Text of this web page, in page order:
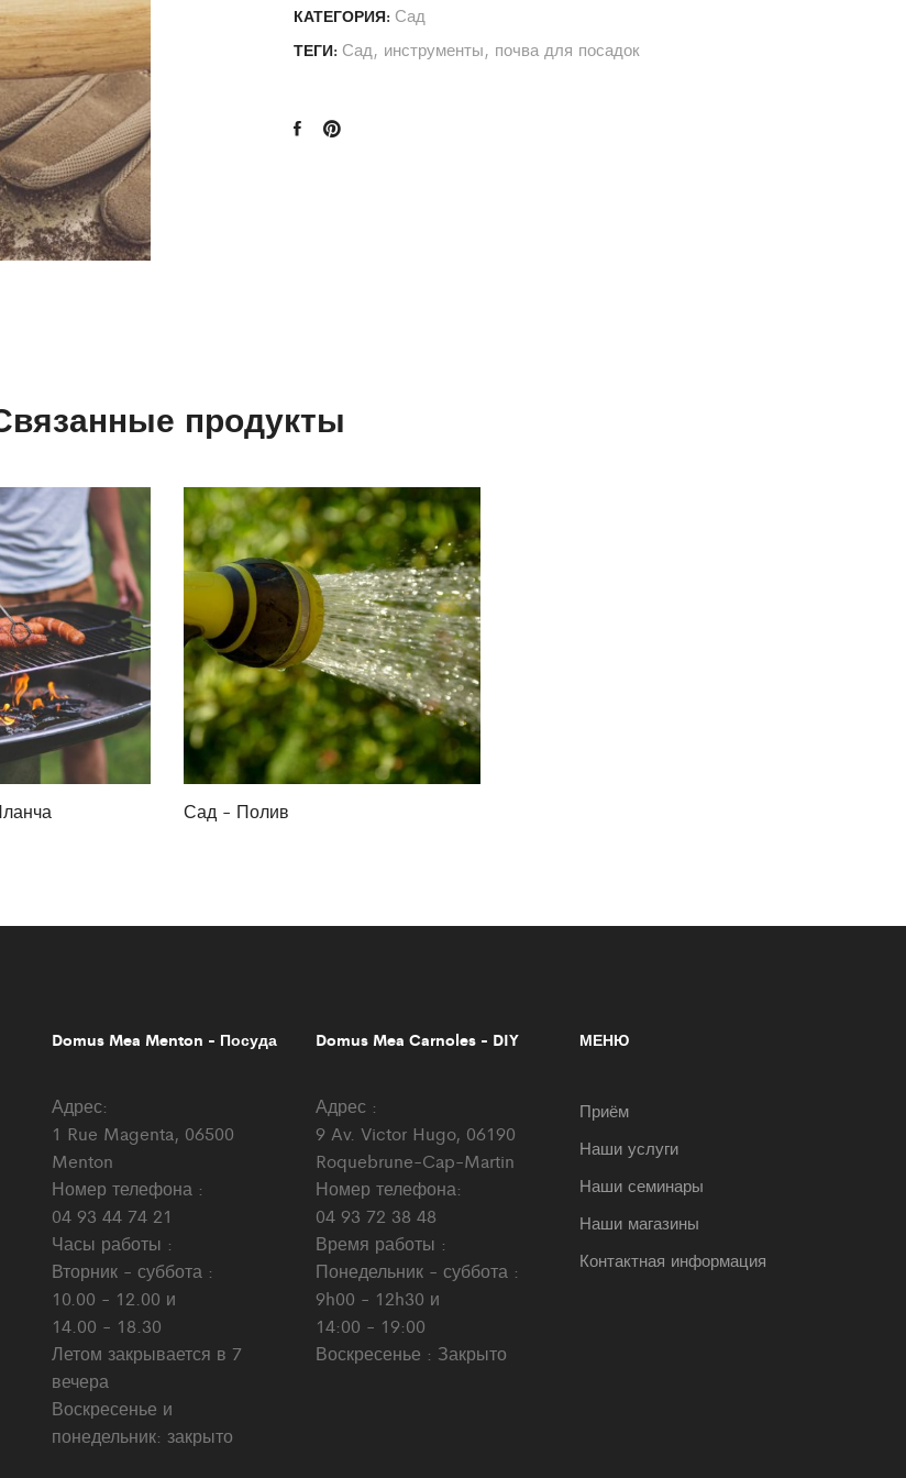
КАТЕГОРИЯ: Сад
ТЕГИ: Сад, инструменты, почва для посадок
продукты
Сад - Полив
Domus Mea Menton - Посуда
Адрес:
1 Rue Magenta, 06500
Menton
Номер телефона :
04 93 44 74 21
Часы работы :
Вторник - суббота :
10.00 - 12.00 и
14.00 - 18.30
Летом закрывается в 7
вечера
Воскресенье и
понедельник: закрыто
Domus Mea Carnoles - DIY
Адрес :
9 Av. Victor Hugo, 06190
Roquebrune-Cap-Martin
Номер телефона:
04 93 72 38 48
Время работы :
Понедельник - суббота :
9h00 - 12h30 и
14:00 - 19:00
Воскресенье : Закрыто
МЕНЮ
Приём
Наши услуги
Наши семинары
Наши магазины
Контактная информация